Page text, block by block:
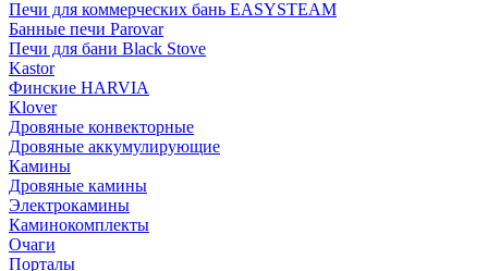
Печи для коммерческих бань EASYSTEAM
Банные печи Parovar
Печи для бани Black Stove
Kastor
Финские HARVIA
Klover
Дровяные конвекторные
Дровяные аккумулирующие
Камины
Дровяные камины
Электрокамины
Каминокомплекты
Очаги
Порталы